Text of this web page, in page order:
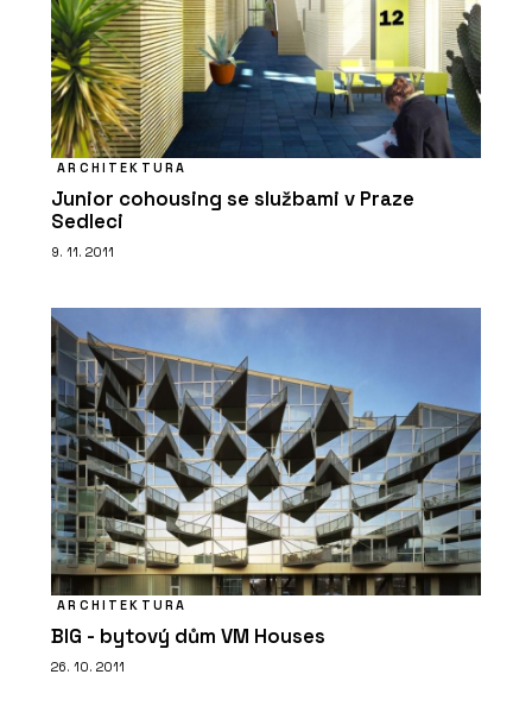
ARCHITEKTURA
Junior cohousing se službami v Praze
Sedleci
9. 11. 2011
ARCHITEKTURA
BIG - bytový dům VM Houses
26. 10. 2011